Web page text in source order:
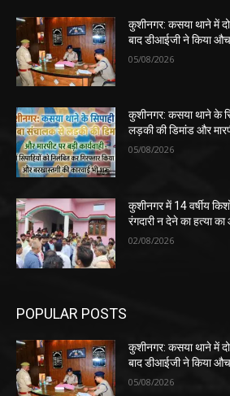
कुशीनगर: कसया थाने में दो
बाद डीआईजी ने किया
05/08/2026
कुशीनगर: कसया थाने के
लड़की की डिमांड और
05/08/2026
कुशीनगर में 14 वर्षीय
रंगदारी न देने का हत्या का
02/08/2026
POPULAR POSTS
कुशीनगर: कसया थाने में दो
बाद डीआईजी ने किया
05/08/2026